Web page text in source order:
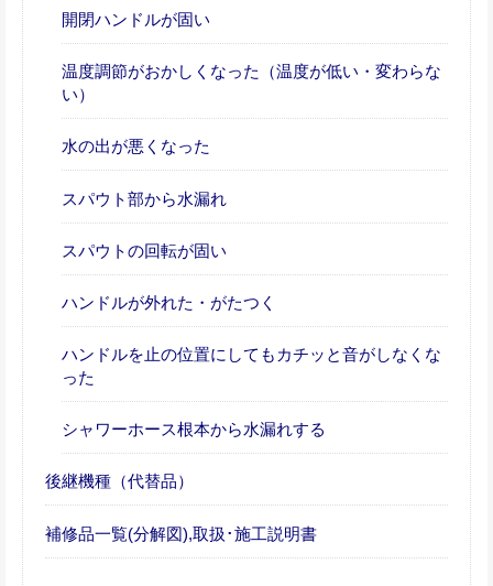
開閉ハンドルが固い
温度調節がおかしくなった（温度が低い・変わらな
い）
水の出が悪くなった
スパウト部から水漏れ
スパウトの回転が固い
ハンドルが外れた・がたつく
ハンドルを止の位置にしてもカチッと音がしなくな
った
シャワーホース根本から水漏れする
後継機種（代替品）
補修品一覧(分解図),取扱･施工説明書